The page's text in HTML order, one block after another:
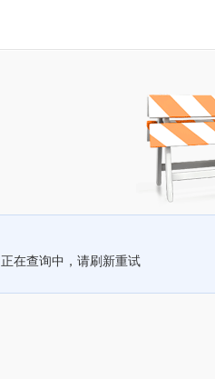
正在查询中，请刷新重试